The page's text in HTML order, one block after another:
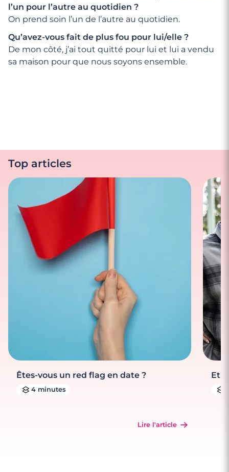
l’un pour l’autre au quotidien ?
On prend soin l’un de l’autre au quotidien.
Qu’avez-vous fait de plus fou pour lui/elle ?
De mon côté, j’ai tout quitté pour lui et lui a vendu
sa maison pour que nous soyons ensemble.
Top articles
Êtes-vous un red flag en date ?
4 minutes
Lire l'article
Et